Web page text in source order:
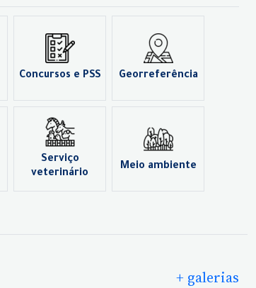
Concursos e PSS Georreferência
Serviço
veterinário
Meio ambiente
+ galerias